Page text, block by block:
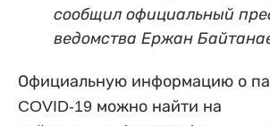
сообщил официальный
ведомства Ержан
Официальную информацию о
COVID-19 можно найти на